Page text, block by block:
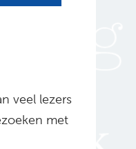
veel lezers
met